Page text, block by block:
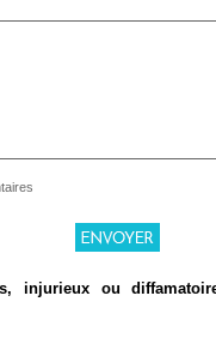
injurieux ou